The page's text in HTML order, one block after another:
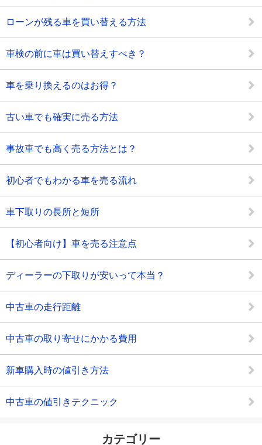
ローンが残る車を買い替える方法
車検の前に車は買い替えすべき？
車を乗り換えるのはお得？
古い車でも確実に売る方法
事故車でも高く売る方法とは？
初心者でもわかる車を売る流れ
車下取りの長所と短所
【初心者向け】車を売る注意点
ディーラーの下取りが安いって本当？
中古車の走行距離
中古車の取り寄せにかかる費用
新車購入時の値引き方法
中古車の値引きテクニック
カテゴリー